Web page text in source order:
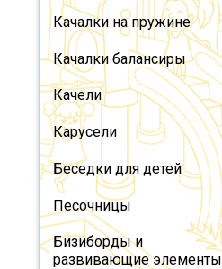
Качалки на пружине
Качалки балансиры
Качели
Карусели
Беседки для детей
Песочницы
Бизиборды и
развивающие элементы